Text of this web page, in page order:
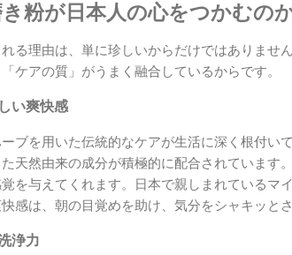
粉が日本人の心をつかむの
る理由は、単に珍しいからだけではありませ
ケアの質」がうまく融合しているからです。
い爽快感
ブを用いた伝統的なケアが生活に深く根付い
天然由来の成分が積極的に配合されています
を与えてくれます。日本で親しまれているマ
感は、朝の目覚めを助け、気分をシャキッと
浄力